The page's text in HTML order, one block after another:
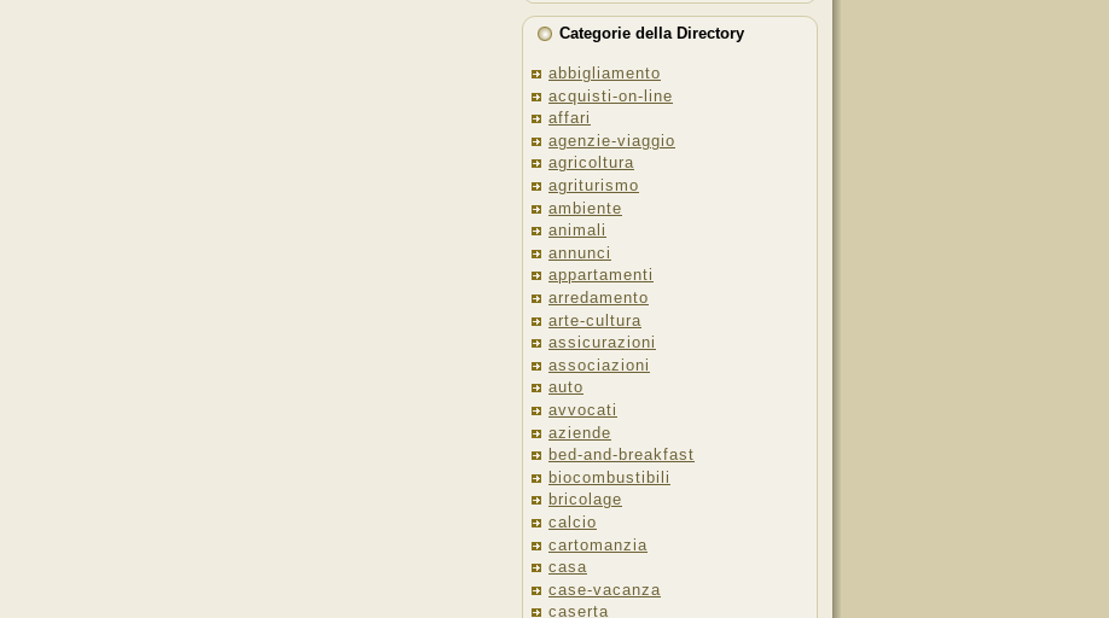
Categorie della Directory
abbigliamento
acquisti-on-line
affari
agenzie-viaggio
agricoltura
agriturismo
ambiente
animali
annunci
appartamenti
arredamento
arte-cultura
assicurazioni
associazioni
auto
avvocati
aziende
bed-and-breakfast
biocombustibili
bricolage
calcio
cartomanzia
casa
case-vacanza
caserta